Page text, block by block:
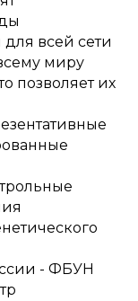
всей сети
миру
позволяет их
- ФБУН